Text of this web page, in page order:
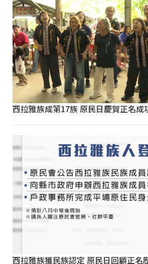
西拉雅族成第17族 原民日慶賀正名成
西拉雅族獲民族認定 原民日回顧正名